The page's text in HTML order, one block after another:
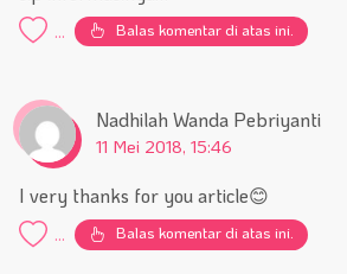
... Balas komentar di atas ini.
Nadhilah Wanda Pebriyanti
11 Mei 2018, 15:46
I very thanks for you article😊
... Balas komentar di atas ini.